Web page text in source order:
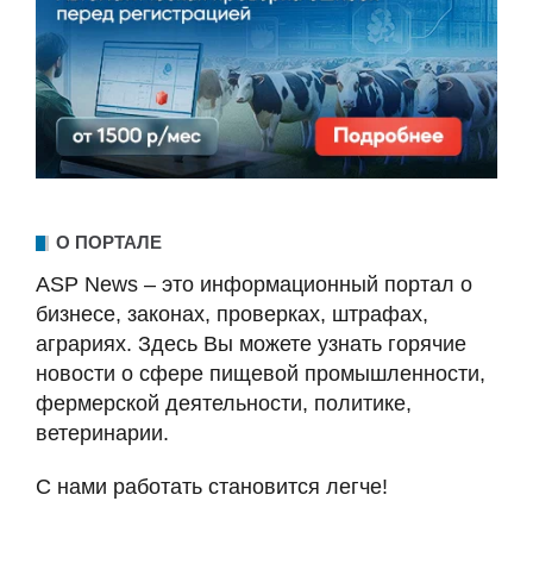
О ПОРТАЛЕ
ASP News – это информационный портал о
бизнесе, законах, проверках, штрафах,
аграриях. Здесь Вы можете узнать горячие
новости о сфере пищевой промышленности,
фермерской деятельности, политике,
ветеринарии.
С нами работать становится легче!